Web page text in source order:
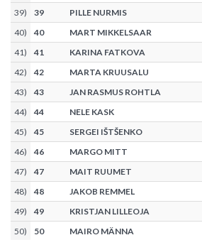
39) 39
PILLE NURMIS
40) 40
MART MIKKELSAAR
41) 41
KARINA FATKOVA
42) 42
MARTA KRUUSALU
43) 43
JAN RASMUS ROHTLA
44) 44
NELE KASK
45) 45
SERGEI IŠTŠENKO
46) 46
MARGO MITT
47) 47
MAIT RUUMET
48) 48
JAKOB REMMEL
49) 49
KRISTJAN LILLEOJA
50) 50
MAIRO MÄNNA